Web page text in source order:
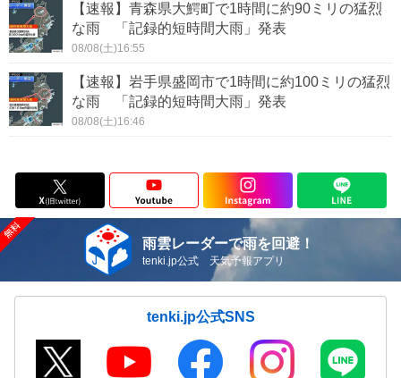
【速報】青森県大鰐町で1時間に約90ミリの猛烈
な雨 「記録的短時間大雨」発表
08/08(土)16:55
【速報】岩手県盛岡市で1時間に約100ミリの猛烈
な雨 「記録的短時間大雨」発表
08/08(土)16:46
雨雲レーダーで雨を回避！
tenki.jp公式 天気予報アプリ
tenki.jp公式SNS